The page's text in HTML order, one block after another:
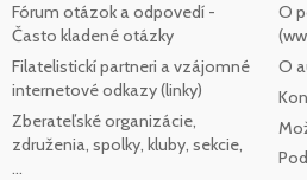
Fórum otázok a odpovedí -
Často kladené otázky
Filatelistickí partneri a vzájomné
internetové odkazy (linky)
Zberateľské organizácie,
združenia, spolky, kluby, sekcie,
...
O
O